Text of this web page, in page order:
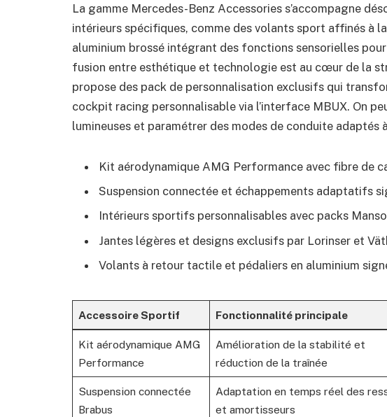
La gamme Mercedes-Benz Accessories s’accompagne
intérieurs spécifiques, comme des volants sport affinés à
aluminium brossé intégrant des fonctions sensorielles
fusion entre esthétique et technologie est au cœur de la
propose des pack de personnalisation exclusifs qui
cockpit racing personnalisable via l’interface MBUX. On
lumineuses et paramétrer des modes de conduite adaptés
Kit aérodynamique AMG Performance avec fibre de
Suspension connectée et échappements adaptatifs
Intérieurs sportifs personnalisables avec packs
Jantes légères et designs exclusifs par Lorinser et
Volants à retour tactile et pédaliers en aluminium
Accessoire Sportif Fonctionnalité principale
Kit aérodynamique AMG
Performance
Amélioration de la stabilité et
réduction de la traînée
Suspension connectée
Brabus
Adaptation en temps réel des
et amortisseurs